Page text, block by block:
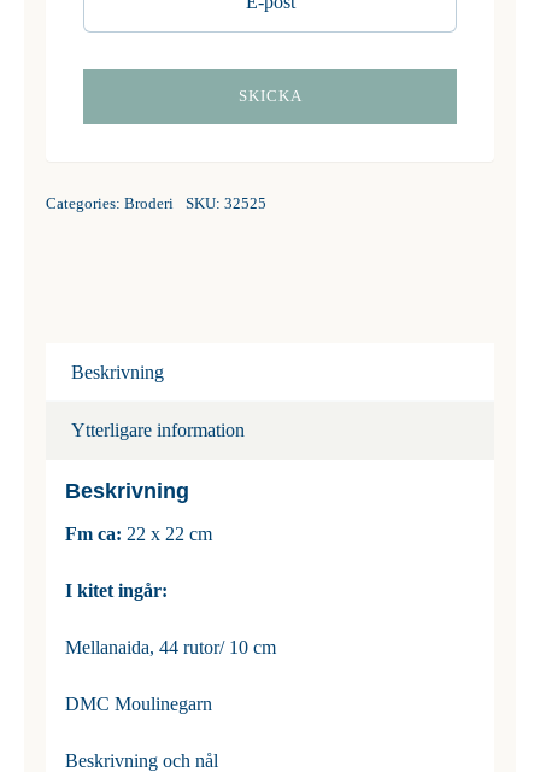
Categories: Broderi SKU: 32525
Beskrivning
Ytterligare information
Beskrivning
Fm ca: 22 x 22 cm
I kitet ingår:
Mellanaida, 44 rutor/ 10 cm
DMC Moulinegarn
Beskrivning och nål